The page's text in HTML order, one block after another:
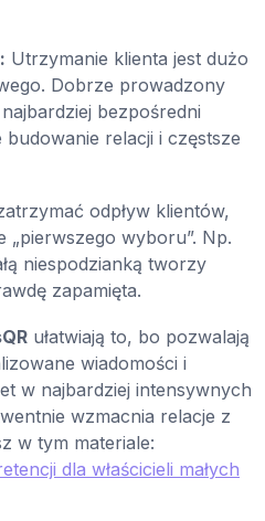
Utrzymanie klienta jest dużo
Dobrze prowadzony
bezpośredni
relacji i częstsze
odpływ klientów,
„pierwszego wyboru”. Np.
niespodzianką tworzy
zapamięta.
ułatwiają to, bo pozwalają
wiadomości i
w najbardziej intensywnych
wzmacnia relacje z
w tym materiale:
dla właścicieli małych